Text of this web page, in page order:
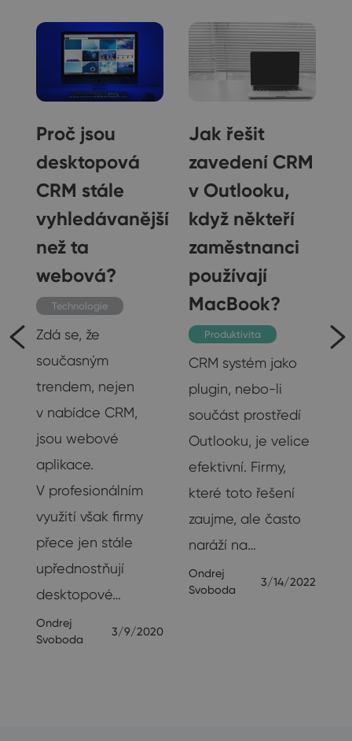
Proč jsou
desktopová
CRM stále
vyhledávanější
než ta
webová?
Technologie
Zdá se, že
současným
trendem, nejen
v nabídce CRM,
jsou webové
aplikace.
V profesionálním
využití však firmy
přece jen stále
upřednostňují
desktopové…
Ondrej
Svoboda
3/9/2020
Jak řešit
zavedení CRM
v Outlooku,
když někteří
zaměstnanci
používají
MacBook?
Produktivita
CRM systém jako
plugin, nebo-li
součást prostředí
Outlooku, je velice
efektivní. Firmy,
které toto řešení
zaujme, ale často
naráží na…
Ondrej
Svoboda
3/14/2022